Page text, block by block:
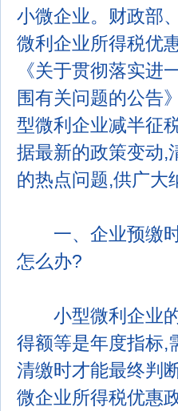
小微企业。财政部
微利企业所得税优
《关于贯彻落实进
围有关问题的公告
型微利企业减半征
据最新的政策变动,
的热点问题,供广大
一、企业预缴时
怎么办?
小型微利企业的
得额等是年度指标,
清缴时才能最终判
微企业所得税优惠